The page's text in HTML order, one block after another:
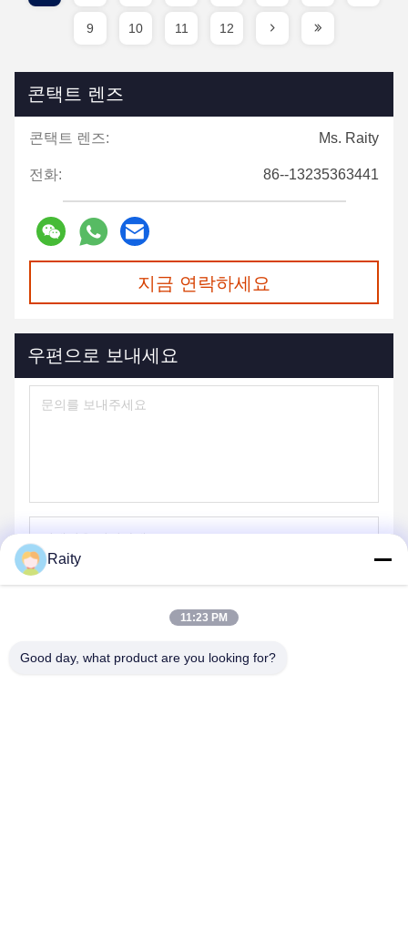
9 10 11 12
콘택트 렌즈
콘택트 렌즈: Ms. Raity
전화: 86--13235363441
지금 연락하세요
우편으로 보내세요
보내기
Raity
11:23 PM
Good day, what product are you looking for?